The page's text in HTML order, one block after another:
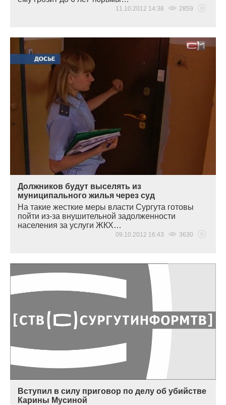
11.10.2012 14:38 2859
Должников будут выселять из
муниципального жилья через суд
На такие жесткие меры власти Сургута готовы
пойти из-за внушительной задолженности
населения за услуги ЖКХ…
09.10.2012 16:43 3630
Вступил в силу приговор по делу об убийстве
Карины Мусиной